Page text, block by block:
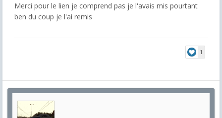
Merci pour le lien je comprend pas je l'avais mis pourtant
ben du coup je l'ai remis
1